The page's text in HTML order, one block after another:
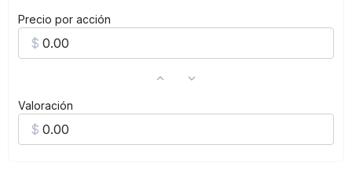
Precio por acción
Valoración